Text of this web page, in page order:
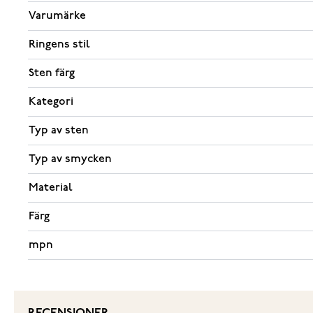
Varumärke
Ringens stil
Sten färg
Kategori
Typ av sten
Typ av smycken
Material
Färg
mpn